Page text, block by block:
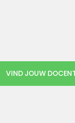
VIND JOUW